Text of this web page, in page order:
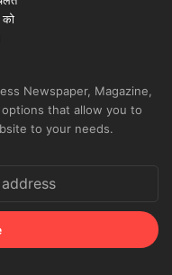
Newspaper, Magazine,
that allow you to
to your needs.